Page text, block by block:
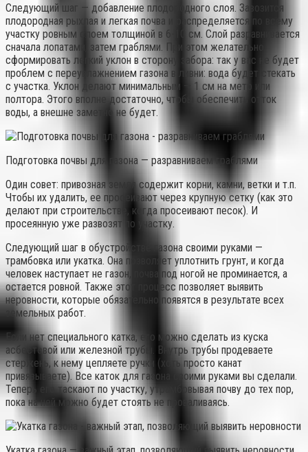
Следующий шаг — добавление плодородного слоя. Завозится
плодородная рыхлая и легкая почва и распределяется по всему
участку ровным слоем толщиной в 6-10 см. Слой разравнивается
сначала лопатами, затем граблями. При этом желательно
сформировать легкий уклон в сторону забора: так у вас не будет
проблем с переувлажнением газона в ливни: вода будет стекать
с участка. Уклон делают минимальным — 1 см на метр или
полтора. Этого вполне достаточно, чтобы обеспечить отток
воды, а внешне заметно не будет.
Подготовка почвы для газона — разравниваем граблями
Один совет: привозная земля содержит корни, камни, ветки и т.п.
Чтобы их удалить, ее просеивают через крупную сетку (как это
делают при строительстве, когда просеивают песок). И
просеянную уже развозят по участку.
Следующий шаг в обустройстве газона своими руками —
трамбовка или укатка. Она позволяет уплотнить грунт, и когда
человек наступает не газон, почва под ногой не проминается, а
остается ровной. Также этот процесс позволяет выявить
неровности, которые обязательно появятся в результате всех
земельных работ.
Если нет специального катка, его можно сделать из куска
асбестовой или железной трубы. Внутрь трубы продеваете
стержень, к нему цепляете ручки (хоть просто канат
привязываете). Все каток для газона своими руками вы сделали.
Теперь его таскают по участку, утрамбовывая почву до тех пор,
пока на ней можно будет стоять не проваливаясь.